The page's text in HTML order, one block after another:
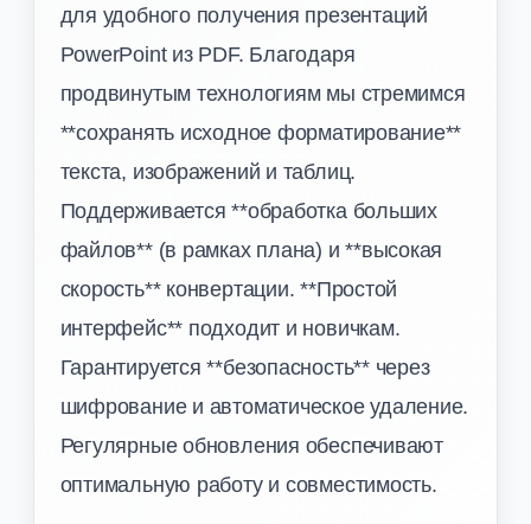
для удобного получения презентаций
PowerPoint из PDF. Благодаря
продвинутым технологиям мы стремимся
**сохранять исходное форматирование**
текста, изображений и таблиц.
Поддерживается **обработка больших
файлов** (в рамках плана) и **высокая
скорость** конвертации. **Простой
интерфейс** подходит и новичкам.
Гарантируется **безопасность** через
шифрование и автоматическое удаление.
Регулярные обновления обеспечивают
оптимальную работу и совместимость.